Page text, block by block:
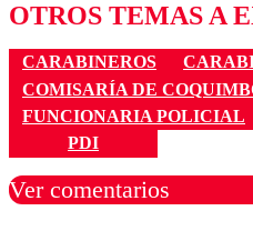
OTROS TEMAS A
CARABINEROS
COMISARÍA DE
FUNCIONARIA POLICIAL
PDI
Ver comentarios